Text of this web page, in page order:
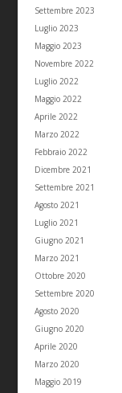
Settembre 2023
Luglio 2023
Maggio 2023
Novembre 2022
Luglio 2022
Maggio 2022
Aprile 2022
Marzo 2022
Febbraio 2022
Dicembre 2021
Settembre 2021
Agosto 2021
Luglio 2021
Giugno 2021
Marzo 2021
Ottobre 2020
Settembre 2020
Agosto 2020
Giugno 2020
Aprile 2020
Marzo 2020
Maggio 2019